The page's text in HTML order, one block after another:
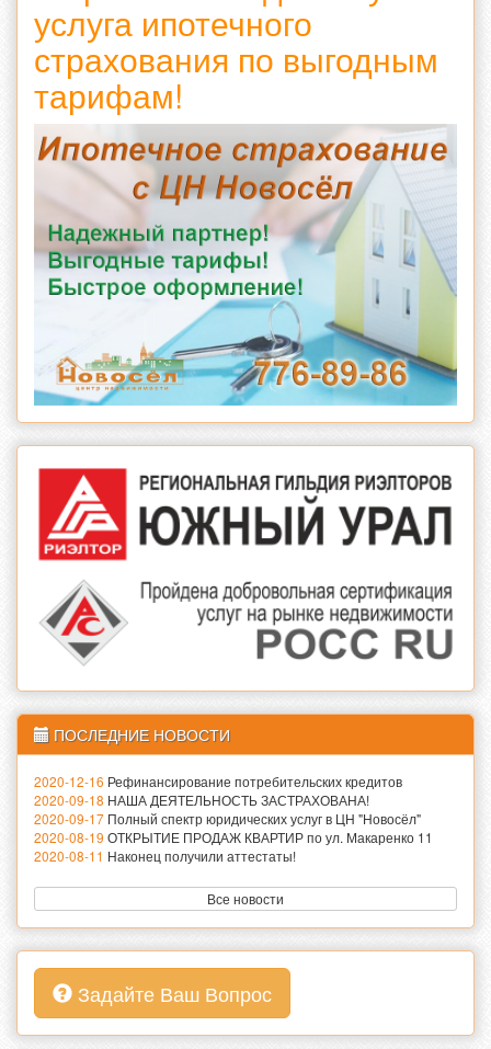
услуга ипотечного
страхования по выгодным
тарифам!
ПОСЛЕДНИЕ НОВОСТИ
2020-12-16 Рефинансирование потребительских кредитов
2020-09-18 НАША ДЕЯТЕЛЬНОСТЬ ЗАСТРАХОВАНА!
2020-09-17 Полный спектр юридических услуг в ЦН "Новосёл"
2020-08-19 ОТКРЫТИЕ ПРОДАЖ КВАРТИР по ул. Макаренко 11
2020-08-11 Наконец получили аттестаты!
Все новости
Задайте Ваш Вопрос